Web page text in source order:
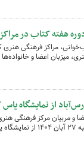
هفته کتاب در مراکز
مراکز فرهنگی هنری
میزبان اعضا و
از نمایشگاه
مربیان مرکز فرهنگی
پارس‌آباد با همراهی